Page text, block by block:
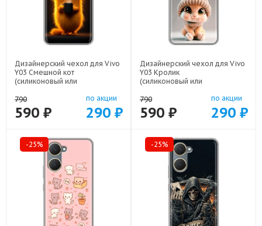
Дизайнерский чехол для Vivo
Y03 Смешной кот
(силиконовый или
арт: 83104-22537
790
590 ₽
по акции
290 ₽
Дизайнерский чехол для Vivo
Y03 Кролик
(силиконовый или
арт: 83104-22111
790
590 ₽
по акции
290 ₽
-25% -25%